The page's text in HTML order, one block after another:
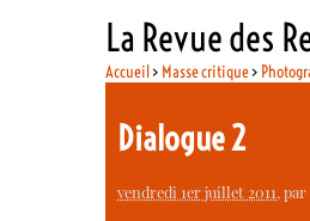
La Revue des
Accueil> Masse critique>
Dialogue 2
vendredi 1er juillet 2011, par